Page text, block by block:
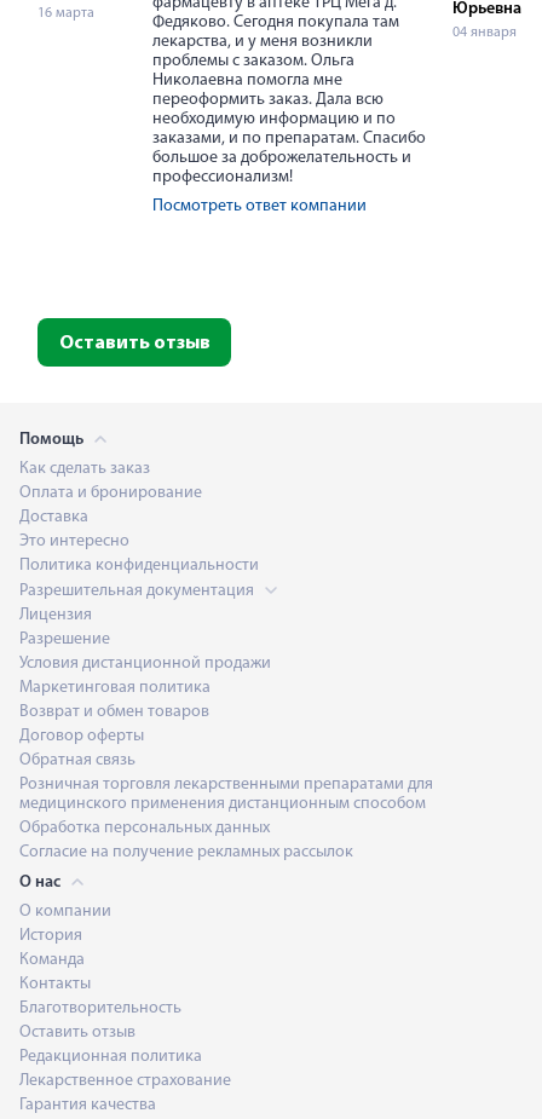
16 марта
Федяково. Сегодня покупала там
лекарства, и у меня возникли
проблемы с заказом. Ольга
Николаевна помогла мне
переоформить заказ. Дала всю
необходимую информацию и по
заказами, и по препаратам. Спасибо
большое за доброжелательность и
профессионализм!
Посмотреть ответ компании
Юрьевна
04 января
Оставить отзыв
Помощь
Как сделать заказ
Оплата и бронирование
Доставка
Это интересно
Политика конфиденциальности
Разрешительная документация
Лицензия
Разрешение
Условия дистанционной продажи
Маркетинговая политика
Возврат и обмен товаров
Договор оферты
Обратная связь
Розничная торговля лекарственными препаратами для
медицинского применения дистанционным способом
Обработка персональных данных
Согласие на получение рекламных рассылок
О нас
О компании
История
Команда
Контакты
Благотворительность
Оставить отзыв
Редакционная политика
Лекарственное страхование
Гарантия качества